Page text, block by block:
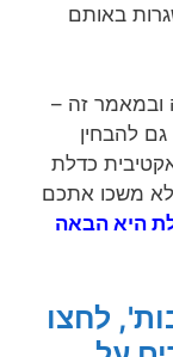
באותם
ובמאמר זה –
גם להבחין
כדלת
משכו אתכם
היא הבאה
לחצו